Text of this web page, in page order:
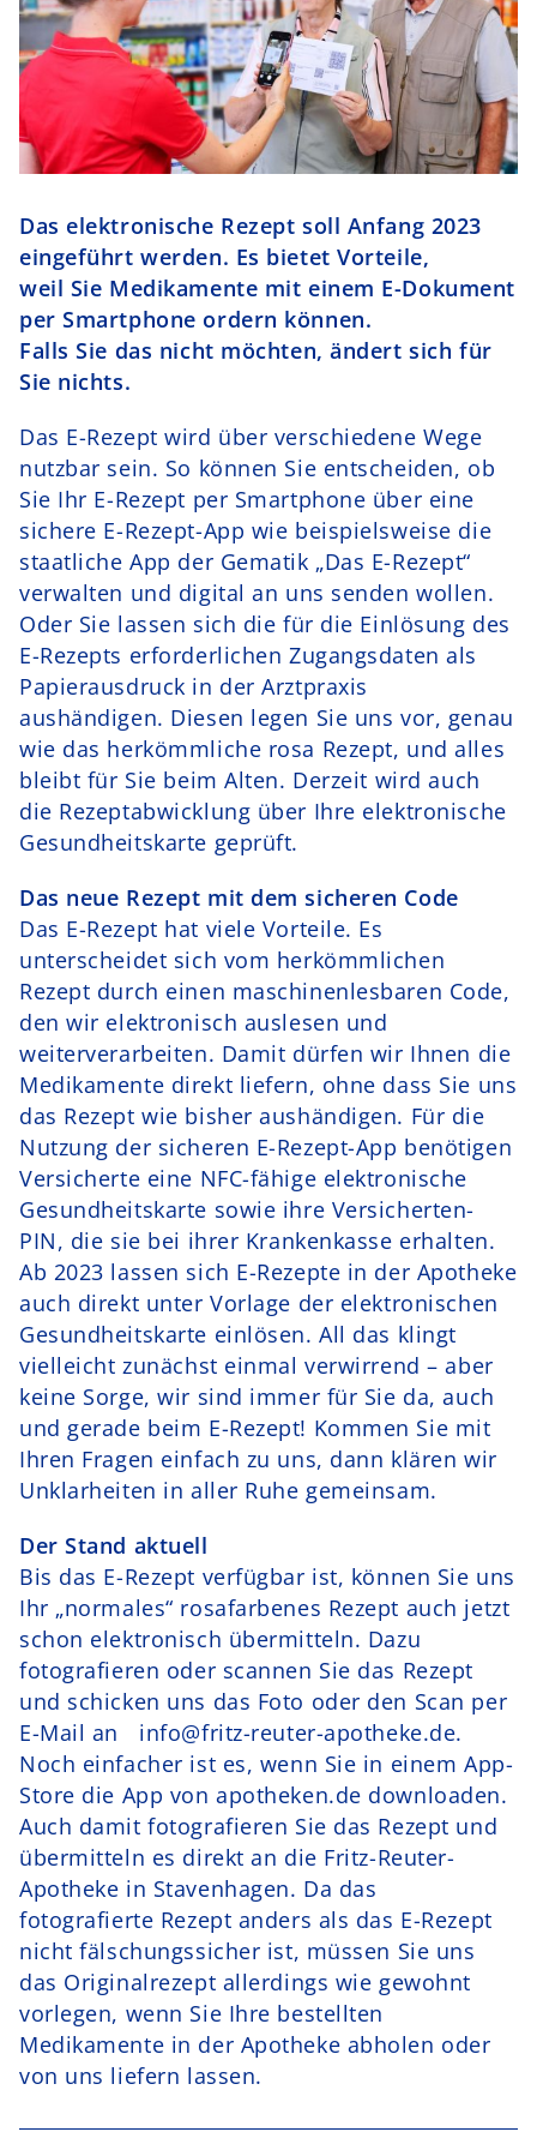
Schurr Murr
Kontakt
Das elektronische Rezept soll Anfang 2023
eingeführt werden. Es bietetVorteile,
weil Sie Medikamente mit einem E-Dokument
per Smartphone ordern können.
Falls Sie das nicht möchten, ändert sich für
Sie nichts.
Das E-Rezept wird über verschiedene Wege
nutzbar sein. So können Sie entscheiden, ob
Sie Ihr E-Rezept per Smartphone über eine
sichere E-Rezept-App wie beispielsweise die
staatliche App der Gematik „Das E-Rezept“
verwalten und digital an uns senden wollen.
Oder Sie lassen sich die für die Einlösung des
E-Rezepts erforderlichen Zugangsdaten als
Papierausdruck in der Arztpraxis
aushändigen. Diesen legen Sie uns vor, genau
wie das herkömmliche rosa Rezept, und alles
bleibt für Sie beim Alten. Derzeit wird auch
die Rezeptabwicklung über Ihre elektronische
Gesundheitskarte geprüft.
Das neue Rezept mit dem sicheren Code
Das E-Rezept hat viele Vorteile. Es
unterscheidet sich vom herkömmlichen
Rezept durch einen maschinenlesbaren Code,
den wir elektronisch auslesen und
weiterverarbeiten. Damit dürfen wir Ihnen die
Medikamente direkt liefern, ohne dass Sie uns
das Rezept wie bisher aushändigen. Für die
Nutzung der sicheren E-Rezept-App benötigen
Versicherte eine NFC-fähige elektronische
Gesundheitskarte sowie ihre Versicherten-
PIN, die sie bei ihrer Krankenkasse erhalten.
Ab 2023 lassen sich E-Rezepte in der Apotheke
auch direkt unter Vorlage der elektronischen
Gesundheitskarte einlösen. All das klingt
vielleicht zunächst einmal verwirrend – aber
keine Sorge, wir sind immer für Sie da, auch
und gerade beim E-Rezept! Kommen Sie mit
Ihren Fragen einfach zu uns, dann klären wir
Unklarheiten in aller Ruhe gemeinsam.
Der Stand aktuell
Bis das E-Rezept verfügbar ist, können Sie uns
Ihr „normales“ rosafarbenes Rezept auch jetzt
schon elektronisch übermitteln. Dazu
fotografieren oder scannen Sie das Rezept
und schicken uns das Foto oder den Scan per
E-Mail an info@fritz-reuter-apotheke.de.
Noch einfacher ist es, wenn Sie in einem App-
Store die App von apotheken.de downloaden.
Auch damit fotografieren Sie das Rezept und
übermitteln es direkt an die Fritz-Reuter-
Apotheke in Stavenhagen. Da das
fotografierte Rezept anders als das E-Rezept
nicht fälschungssicher ist, müssen Sie uns
das Originalrezept allerdings wie gewohnt
vorlegen, wenn Sie Ihre bestellten
Medikamente in der Apotheke abholen oder
von uns liefern lassen.